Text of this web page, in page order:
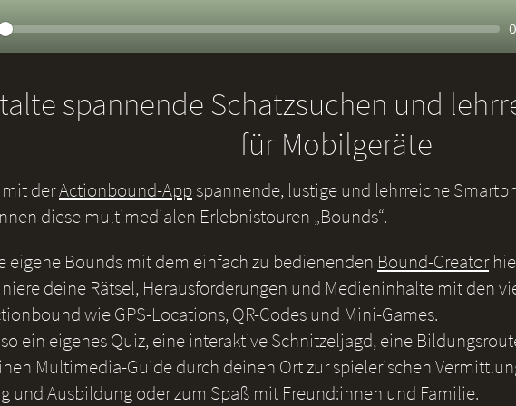
Seek
spannende Schatzsuchen und
für Mobilgeräte
derActionbound-Appspannende, lustige und lehrreiche
diese multimedialen Erlebnistouren „Bounds“.
eigene Bounds mit dem einfach zu bedienenden Bound-Creator
deine Rätsel, Herausforderungen und Medieninhalte mit den
wie GPS-Locations, QR-Codes und Mini-Games.
ein eigenes Quiz, eine interaktive Schnitzeljagd, eine
Multimedia-Guide durch deinen Ort zur spielerischen
und Ausbildung oder zum Spaß mit Freund:innen und Familie.